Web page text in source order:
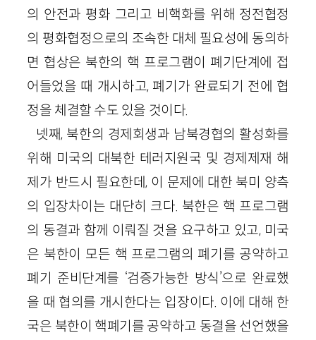
의 안전과 평화 그리고 비핵화를 위해 정전협정
의 평화협정으로의 조속한 대체 필요성에 동의하
면 협상은 북한의 핵 프로그램이 폐기단계에 접
어들었을 때 개시하고, 폐기가 완료되기 전에 협
정을 체결할 수도 있을 것이다.
넷째, 북한의 경제회생과 남북경협의 활성화를
위해 미국의 대북한 테러지원국 및 경제제재 해
제가 반드시 필요한데, 이 문제에 대한 북미 양측
의 입장차이는 대단히 크다. 북한은 핵 프로그램
의 동결과 함께 이뤄질 것을 요구하고 있고, 미국
은 북한이 모든 핵 프로그램의 폐기를 공약하고
폐기 준비단계를 ‘검증가능한 방식’으로 완료했
을 때 협의를 개시한다는 입장이다. 이에 대해 한
국은 북한이 핵폐기를 공약하고 동결을 선언했을